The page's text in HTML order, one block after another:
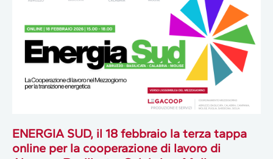
ENERGIA SUD, il 18 febbraio la terza tappa
online per la cooperazione di lavoro di